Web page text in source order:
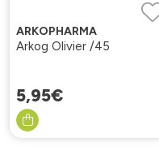
ARKOPHARMA
Arkog Olivier /45
5,95€